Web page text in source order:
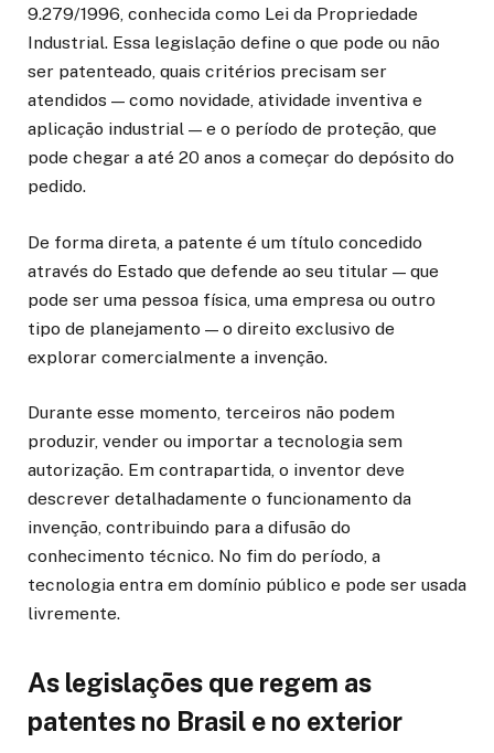
9.279/1996, conhecida como Lei da Propriedade
Industrial. Essa legislação define o que pode ou não
ser patenteado, quais critérios precisam ser
atendidos — como novidade, atividade inventiva e
aplicação industrial — e o período de proteção, que
pode chegar a até 20 anos a começar do depósito do
pedido.
De forma direta, a patente é um título concedido
através do Estado que defende ao seu titular — que
pode ser uma pessoa física, uma empresa ou outro
tipo de planejamento — o direito exclusivo de
explorar comercialmente a invenção.
Durante esse momento, terceiros não podem
produzir, vender ou importar a tecnologia sem
autorização. Em contrapartida, o inventor deve
descrever detalhadamente o funcionamento da
invenção, contribuindo para a difusão do
conhecimento técnico. No fim do período, a
tecnologia entra em domínio público e pode ser usada
livremente.
As legislações que regem as
patentes no Brasil e no exterior